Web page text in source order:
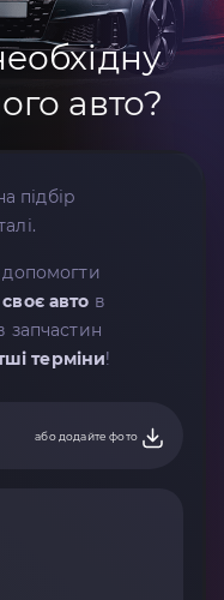
авто?
підбір
допомогти
авто в
запчастин
терміни!
або додайте фото